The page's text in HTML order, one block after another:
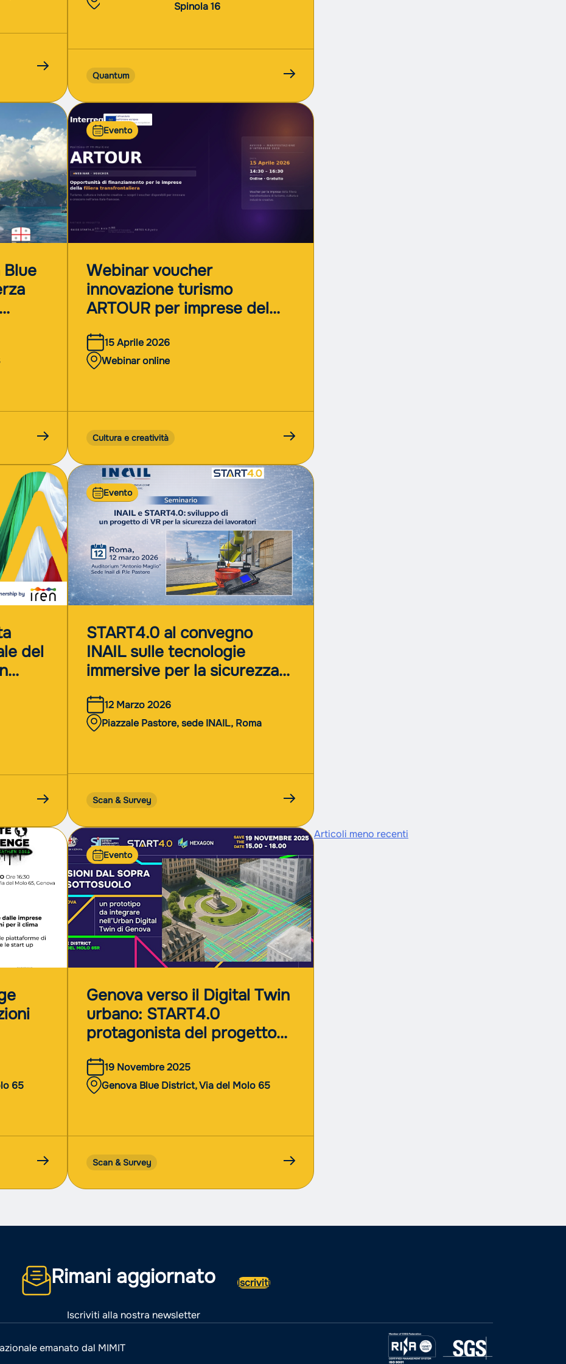
Spinola 16
Quantum
Blue
Evento
Webinar voucher
innovazione turismo
ARTOUR per imprese del
15 Aprile 2026
Webinar online
Cultura e creatività
del
Evento
START4.0 al convegno
INAIL sulle tecnologie
immersive per la sicurezza
12 Marzo 2026
Piazzale Pastore, sede INAIL, Roma
Scan & Survey
65
Evento
Genova verso il Digital Twin
urbano: START4.0
protagonista del progetto
19 Novembre 2025
Genova Blue District, Via del Molo 65
Scan & Survey
Navigazione
Articoli meno recenti
Rimani aggiornato
Iscriviti alla nostra newsletter
Iscriviti
emanato dal MIMIT